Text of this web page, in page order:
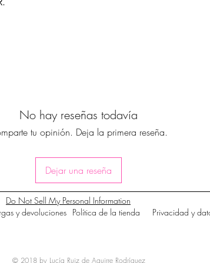
No hay reseñas todavía
tu opinión. Deja la primera reseña.
Dejar una reseña
Do Not Sell My Personal Information
y devoluciones Política de la tienda Privacidad y
© 2018 by Lucía Ruiz de Aguirre Rodríguez